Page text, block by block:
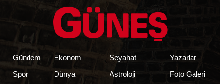
Gündem
Spor
Ekonomi
Dünya
Seyahat
Astroloji
Yazarlar
Foto Galeri